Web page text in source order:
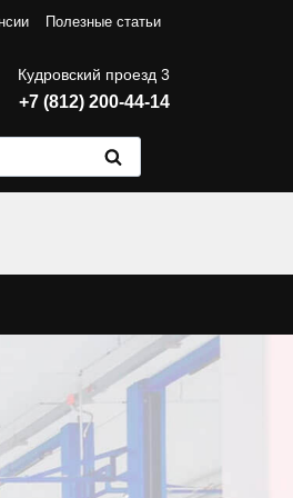
Полезные статьи
Кудровский проезд 3
+7 (812) 200-44-14